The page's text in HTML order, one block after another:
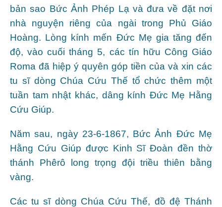
bản sao Bức Ảnh Phép Lạ và đưa về đặt nơi
nhà nguyện riêng của ngài trong Phủ Giáo
Hoàng. Lòng kính mến Đức Mẹ gia tăng đến
độ, vào cuối tháng 5, các tín hữu Công Giáo
Roma đã hiệp ý quyên góp tiền của và xin các
tu sĩ dòng Chúa Cứu Thế tổ chức thêm một
tuần tam nhật khác, dâng kính Đức Mẹ Hằng
Cứu Giúp.
Năm sau, ngày 23-6-1867, Bức Ảnh Đức Mẹ
Hằng Cứu Giúp được Kinh Sĩ Đoàn đền thờ
thánh Phêrô long trọng đội triều thiên bằng
vàng.
Các tu sĩ dòng Chúa Cứu Thế, đồ đệ Thánh